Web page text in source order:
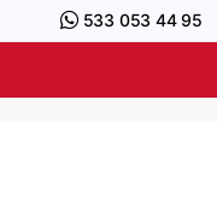
533 053 44 95